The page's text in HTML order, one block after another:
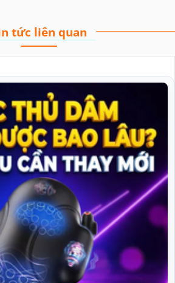
tức liên quan